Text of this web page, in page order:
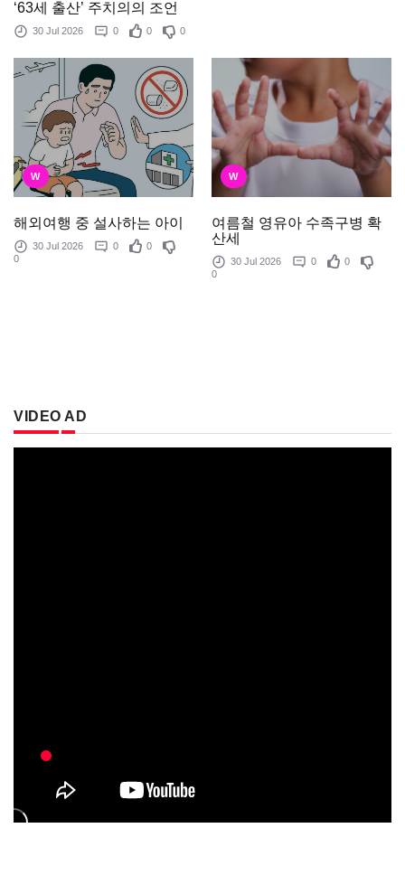
‘63세 출산’ 주치의의 조언
30 Jul 2026 0 0 0
W
해외여행 중 설사하는 아이
30 Jul 2026 0
0
0
W
여름철 영유아 수족구병 확
산세
30 Jul 2026 0
0
0
VIDEO AD